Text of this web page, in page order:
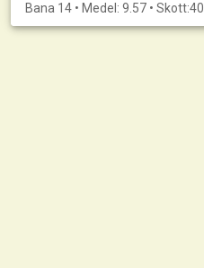
Bana 14 • Medel: 9.57 • Skott:40